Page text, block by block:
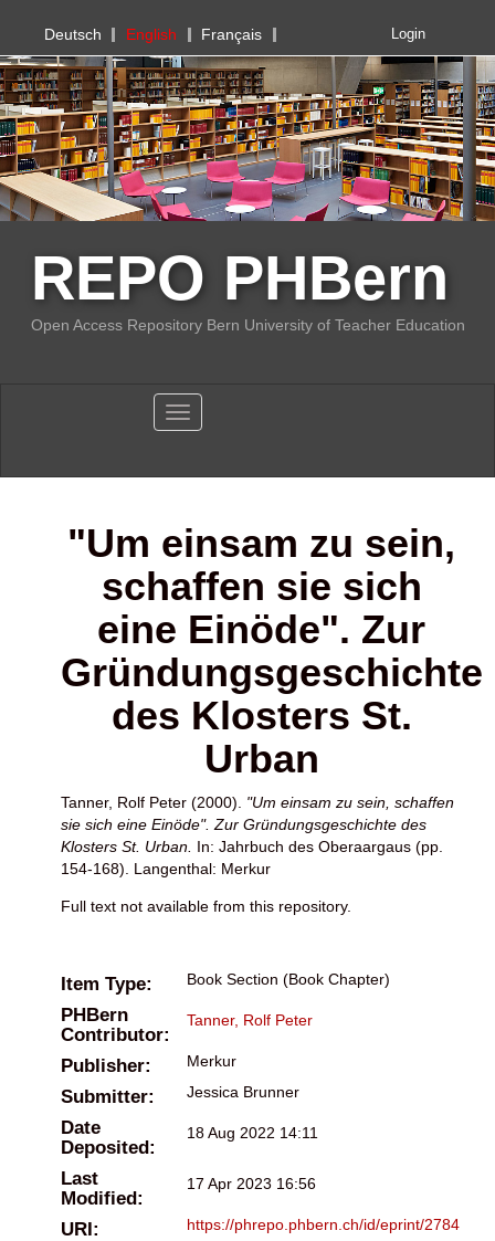
PHBern
Deutsch English Français Login
REPO PHBern
Open Access Repository Bern University of Teacher Education
Toggle navigation
"Um einsam zu sein,
schaffen sie sich
eine Einöde". Zur
Gründungsgeschichte
des Klosters St.
Urban
Tanner, Rolf Peter (2000). "Um einsam zu sein, schaffen
sie sich eine Einöde". Zur Gründungsgeschichte des
Klosters St. Urban. In: Jahrbuch des Oberaargaus (pp.
154-168). Langenthal: Merkur
Full text not available from this repository.
Item Type: Book Section (Book Chapter)
PHBern
Contributor:
Tanner, Rolf Peter
Publisher: Merkur
Submitter: Jessica Brunner
Date
Deposited:
18 Aug 2022 14:11
Last
Modified:
17 Apr 2023 16:56
URI: https://phrepo.phbern.ch/id/eprint/2784